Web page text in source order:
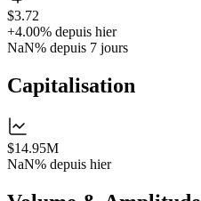
$3.72
+4.00% depuis hier
NaN% depuis 7 jours
Capitalisation
$14.95M
NaN% depuis hier